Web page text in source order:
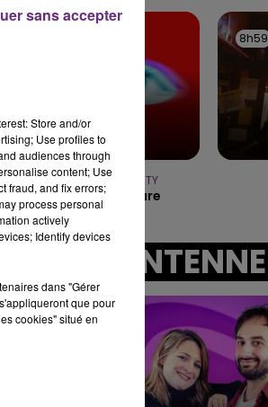
14h00 - 15h00
LA RADIO POP
TEMPER CITY
Self Aware
8h59
8h59
A L'ANTENNE
Store and/or
Use profiles to
audiences through
content; Use
fraud, and fix errors;
process personal
actively
Identify devices
dans "Gérer
que pour
cookies" situé en
sans accepter